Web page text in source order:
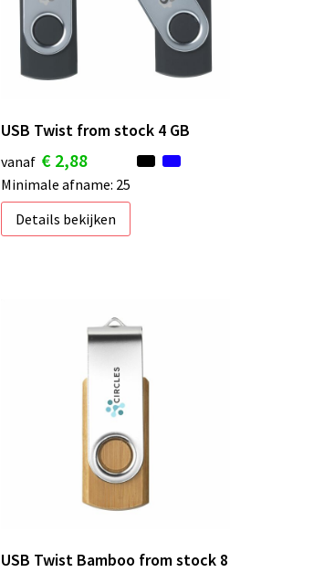
USB Twist from stock 4 GB
vanaf € 2,88
Minimale afname: 25
Details bekijken
USB Twist Bamboo from stock 8